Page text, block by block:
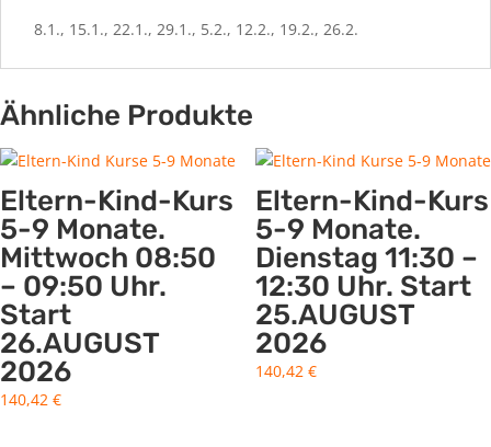
8.1., 15.1., 22.1., 29.1., 5.2., 12.2., 19.2., 26.2.
Ähnliche Produkte
Eltern-Kind-Kurs
5-9 Monate.
Mittwoch 08:50
– 09:50 Uhr.
Start
26.AUGUST
2026
140,42 €
Eltern-Kind-Kurs
5-9 Monate.
Dienstag 11:30 –
12:30 Uhr. Start
25.AUGUST
2026
140,42 €